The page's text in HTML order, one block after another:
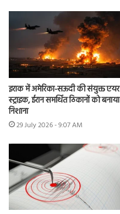
इराक में अमेरिका-सऊदी की संयुक्त एयर
स्ट्राइक, ईरान समर्थित ठिकानों को बनाया
निशाना
29 July 2026 - 9:07 AM